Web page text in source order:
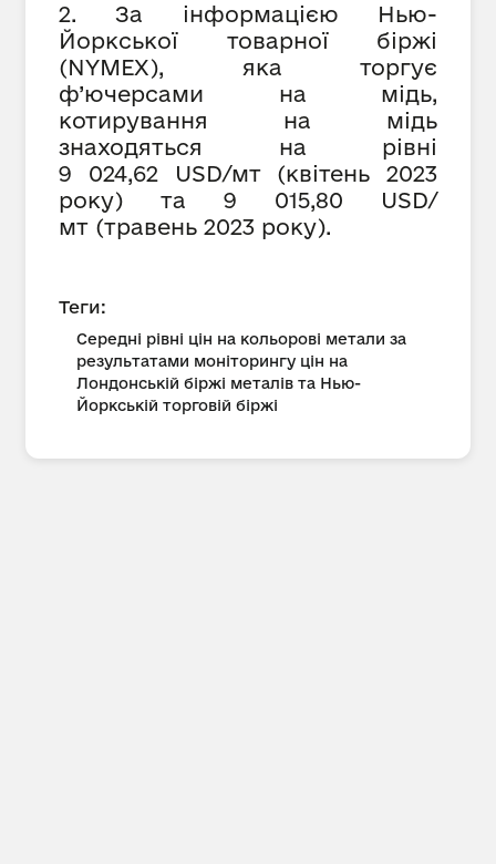
2. За інформацією Нью-
Йоркської товарної біржі
(NYMEX), яка торгує
ф’ючерсами на мідь,
котирування на мідь
знаходяться на рівні
9 024,62 USD/мт (квітень 2023
року) та 9 015,80 USD/
мт (травень 2023 року).
Теги:
Середні рівні цін на кольорові метали за
результатами моніторингу цін на
Лондонській біржі металів та Нью-
Йоркській торговій біржі